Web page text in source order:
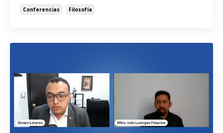
Conferencias Filosofía